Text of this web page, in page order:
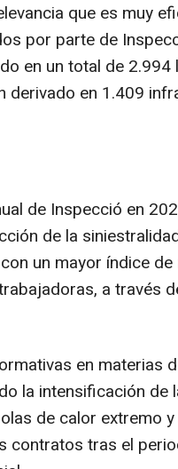
que es muy
por parte de
en un total de 2.994
derivado en 1.409
de Inspecció en
de la
un mayor índice
a través
en materias
la intensificación de
de calor extremo
contratos tras el